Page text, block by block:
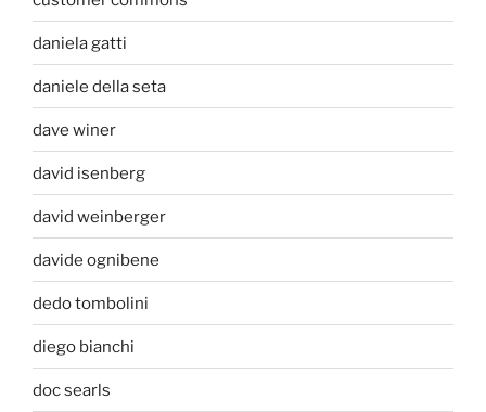
daniela gatti
daniele della seta
dave winer
david isenberg
david weinberger
davide ognibene
dedo tombolini
diego bianchi
doc searls